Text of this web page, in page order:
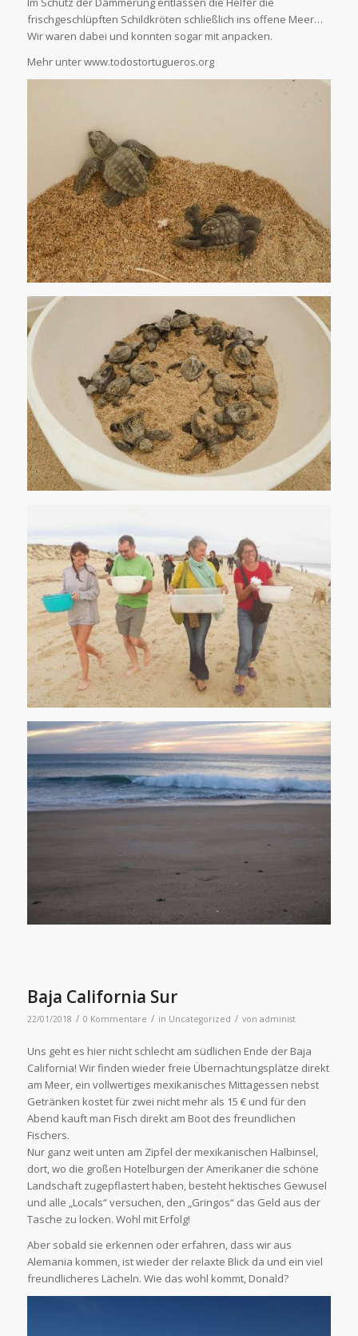
frischgeschlüpften Schildkröten schließlich ins offene Meer…
Wir waren dabei und konnten sogar mit anpacken.
Mehr unter www.todostortugueros.org
Baja California Sur
22/01/2018 / 0 Kommentare / in Uncategorized / von administ
Uns geht es hier nicht schlecht am südlichen Ende der Baja
California! Wir finden wieder freie Übernachtungsplätze direkt
am Meer, ein vollwertiges mexikanisches Mittagessen nebst
Getränken kostet für zwei nicht mehr als 15 € und für den
Abend kauft man Fisch direkt am Boot des freundlichen
Fischers.
Nur ganz weit unten am Zipfel der mexikanischen Halbinsel,
dort, wo die großen Hotelburgen der Amerikaner die schöne
Landschaft zugepflastert haben, besteht hektisches Gewusel
und alle „Locals“ versuchen, den „Gringos“ das Geld aus der
Tasche zu locken. Wohl mit Erfolg!
Aber sobald sie erkennen oder erfahren, dass wir aus
Alemania kommen, ist wieder der relaxte Blick da und ein viel
freundlicheres Lächeln. Wie das wohl kommt, Donald?